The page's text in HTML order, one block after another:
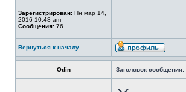
Зарегистрирован: Пн мар 14,
2016 10:48 am
Сообщения: 76
Вернуться к началу
Odin Заголовок сообщения: